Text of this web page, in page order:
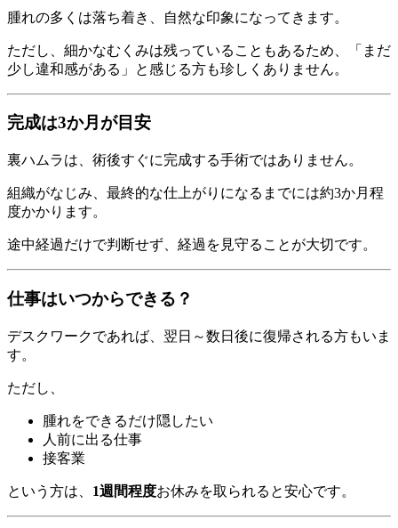
腫れの多くは落ち着き、自然な印象になってきます。
ただし、細かなむくみは残っていることもあるため、「まだ
少し違和感がある」と感じる方も珍しくありません。
完成は3か月が目安
裏ハムラは、術後すぐに完成する手術ではありません。
組織がなじみ、最終的な仕上がりになるまでには約3か月程
度かかります。
途中経過だけで判断せず、経過を見守ることが大切です。
仕事はいつからできる？
デスクワークであれば、翌日～数日後に復帰される方もいま
す。
ただし、
腫れをできるだけ隠したい
人前に出る仕事
接客業
という方は、 1週間程度お休みを取られると安心です。